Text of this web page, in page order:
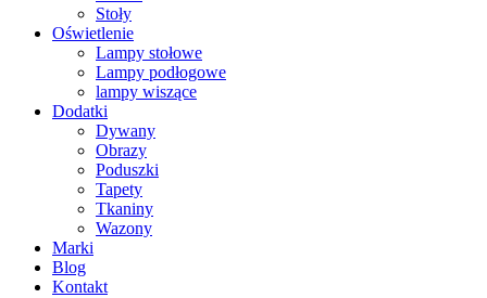
Stoły
Oświetlenie
Lampy stołowe
Lampy podłogowe
lampy wiszące
Dodatki
Dywany
Obrazy
Poduszki
Tapety
Tkaniny
Wazony
Marki
Blog
Kontakt